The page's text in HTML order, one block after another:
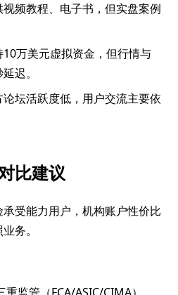
视频教程、电子书，但实盘案例
10万美元虚拟资金，但行情与
迟。
论坛活跃度低，用户交流主要依
比建议
受能力用户，机构账户性价比
务。